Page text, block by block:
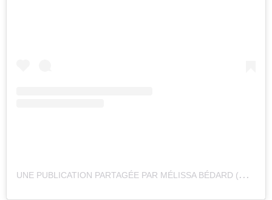
U
NE PUBLICATION PARTAGÉE PAR MÉLISSA BÉDARD (@MEL.BEDARD)